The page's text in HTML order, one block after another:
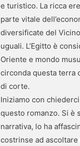
e turistico. La ricca
parte vitale
diversificate del
uguali. L’Egitto è
Oriente e mondo
circonda questa terra
di corte.
Iniziamo con
questo romanzo. Si è
narrativa, lo ha
costrinse ad